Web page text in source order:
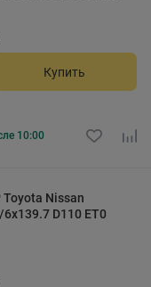
Купить
10:00
Nissan
D110 ET0